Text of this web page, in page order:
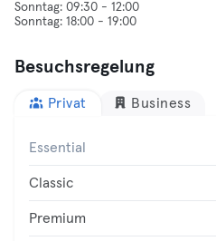
Sonntag: 09:30 - 12:00
Besuchsregelung
Privat Business
Essential
Classic
Premium